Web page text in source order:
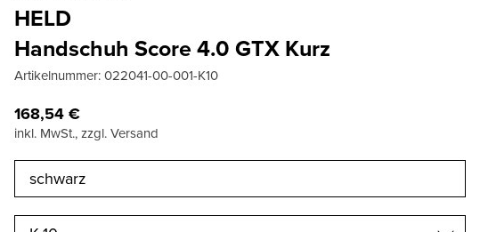
HELD
Handschuh Score 4.0 GTX Kurz
Artikelnummer:022041-00-001-K10
168,54€
inkl. MwSt., zzgl. Versand